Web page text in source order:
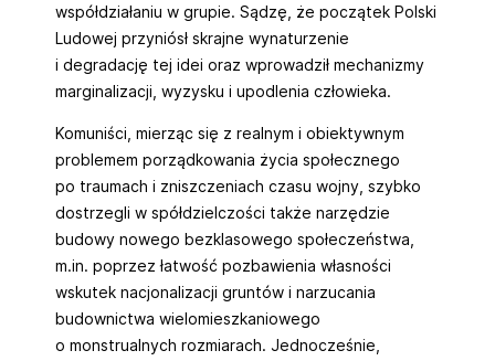
współdziałaniu w grupie. Sądzę, że początek Polski
Ludowej przyniósł skrajne wynaturzenie
i degradację tej idei oraz wprowadził mechanizmy
marginalizacji, wyzysku i upodlenia człowieka.
Komuniści, mierząc się z realnym i obiektywnym
problemem porządkowania życia społecznego
po traumach i zniszczeniach czasu wojny, szybko
dostrzegli w spółdzielczości także narzędzie
budowy nowego bezklasowego społeczeństwa,
m.in. poprzez łatwość pozbawienia własności
wskutek nacjonalizacji gruntów i narzucania
budownictwa wielomieszkaniowego
o monstrualnych rozmiarach. Jednocześnie,